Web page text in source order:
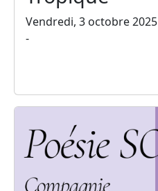
Vendredi, 3 octobre 2025
-